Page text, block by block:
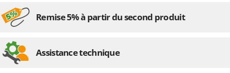
Pressoirs à fruits
Pressoirs à Raisin
Girmi
GRAEF
GreenBay
Remise 5% à partir du second produit
Assistance technique